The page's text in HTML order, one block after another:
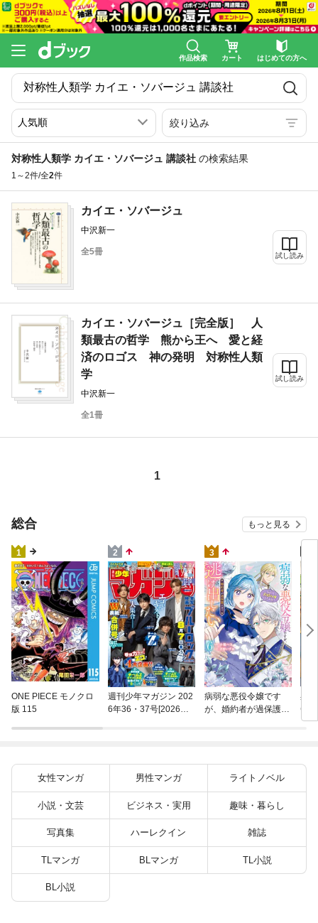
作品検索 カート はじめての方へ
絞り込み
対称性人類学 カイエ・ソバージュ 講談社 の検索結果
1～2件/全2件
カイエ・ソバージュ
中沢新一
全5冊 試し読み
カイエ・ソバージュ［完全版］ 人
類最古の哲学 熊から王へ 愛と経
済のロゴス 神の発明 対称性人類
学
中沢新一
全1冊
試し読み
1
総合 もっと見る
1
ONE PIECE モノクロ
版 115
2
週刊少年マガジン 202
6年36・37号[2026年8
3
病弱な悪役令嬢です
が、婚約者が過保護す
異
(22)
女性マンガ 男性マンガ ライトノベル
小説・文芸 ビジネス・実用 趣味・暮らし
写真集 ハーレクイン 雑誌
TLマンガ BLマンガ TL小説
BL小説